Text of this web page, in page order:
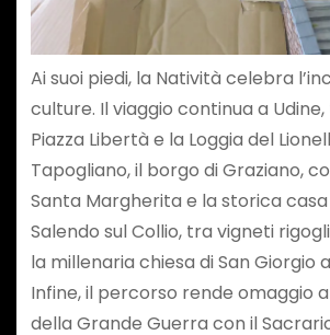
Ai suoi piedi, la Natività celebra
culture. Il viaggio continua a
Piazza Libertà e la Loggia del
Tapogliano, il borgo di Graziano,
Santa Margherita e la storica casa
Salendo sul Collio, tra vigneti
la millenaria chiesa di San Giorgio
Infine, il percorso rende omaggio
della Grande Guerra con il